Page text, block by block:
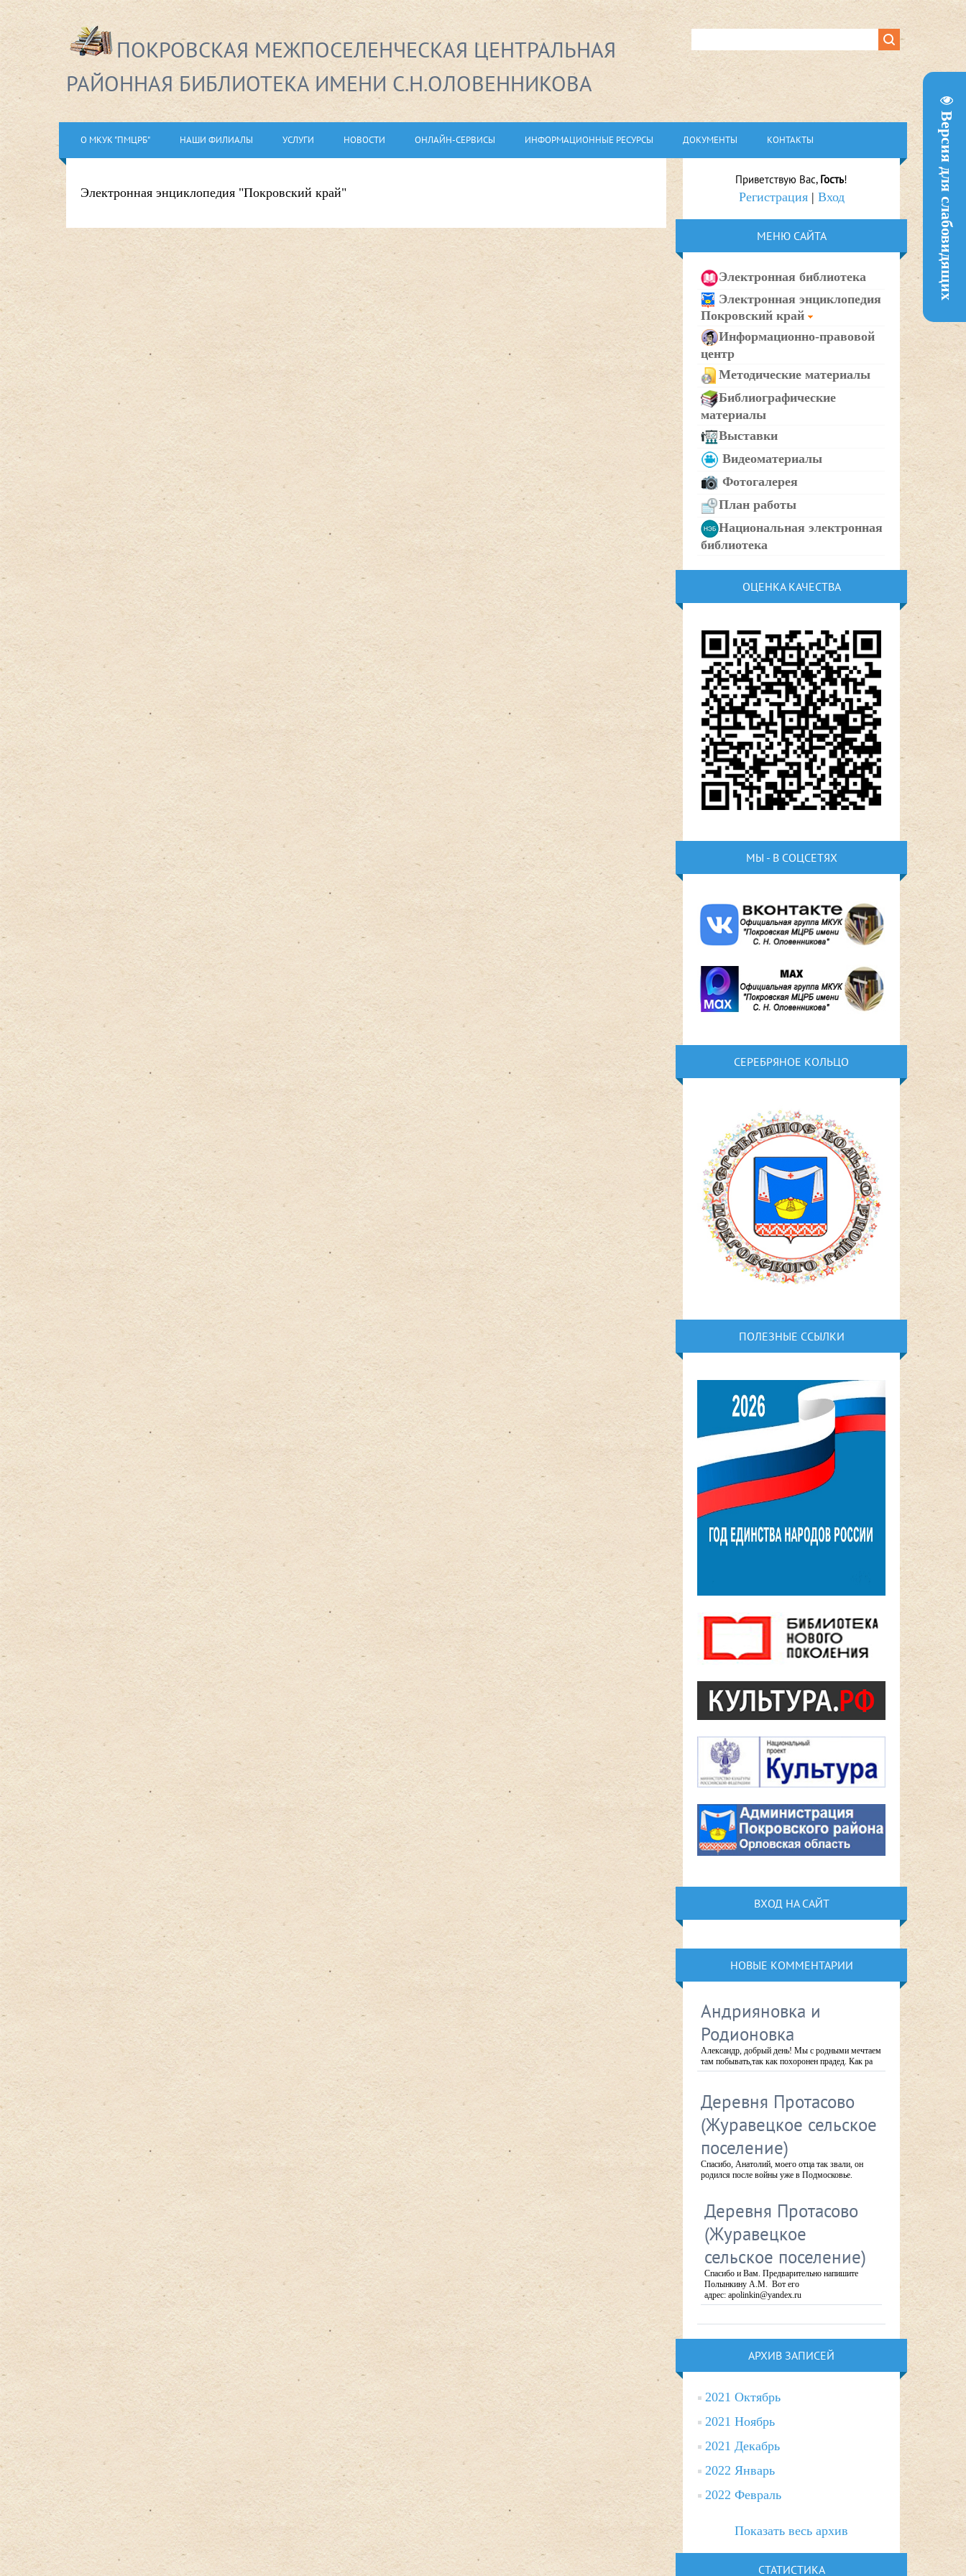
Версия для слабовидящих
ПОКРОВСКАЯ МЕЖПОСЕЛЕНЧЕСКАЯ ЦЕНТРАЛЬНАЯ
РАЙОННАЯ БИБЛИОТЕКА ИМЕНИ С.Н.ОЛОВЕННИКОВА
О МКУК "ПМЦРБ" НАШИ ФИЛИАЛЫ УСЛУГИ НОВОСТИ ОНЛАЙН-СЕРВИСЫ ИНФОРМАЦИОННЫЕ РЕСУРСЫ ДОКУМЕНТЫ КОНТАКТЫ
Электронная энциклопедия "Покровский край"
Приветствую Вас, Гость!
Регистрация| Вход
МЕНЮ САЙТА
Электронная библиотека
Электронная энциклопедия
Покровский край
Информационно-правовой
центр
Методические материалы
Библиографические
материалы
Выставки
Видеоматериалы
Фотогалерея
План работы
Национальная электронная
библиотека
ОЦЕНКА КАЧЕСТВА
МЫ - В СОЦСЕТЯХ
СЕРЕБРЯНОЕ КОЛЬЦО
ПОЛЕЗНЫЕ ССЫЛКИ
ВХОД НА САЙТ
НОВЫЕ КОММЕНТАРИИ
Андрияновка и
Родионовка
Александр, добрый день! Мы с родными мечтаем
там побывать,так как похоронен прадед. Как ра
Деревня Протасово
(Журавецкое сельское
поселение)
Спасибо, Анатолий, моего отца так звали, он
родился после войны уже в Подмосковье.
Деревня Протасово
(Журавецкое
сельское поселение)
Спасибо и Вам. Предварительно напишите
Полынкину А.М. Вот его
адрес: apolinkin@yandex.ru
АРХИВ ЗАПИСЕЙ
2021 Октябрь
2021 Ноябрь
2021 Декабрь
2022 Январь
2022 Февраль
Показать весь архив
СТАТИСТИКА